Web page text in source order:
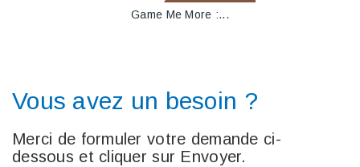
Game Me More :...
Vous avez un besoin ?
Merci de formuler votre demande ci-
dessous et cliquer sur Envoyer.